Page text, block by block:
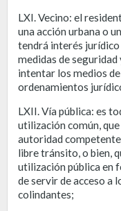
LXI. Vecino: el
una acción urbana o
tendrá interés jurídico
medidas de
intentar los medios
ordenamientos
LXII. Vía pública: es
utilización común,
autoridad
libre tránsito, o bien,
utilización pública en
de servir de acceso a
colindantes;